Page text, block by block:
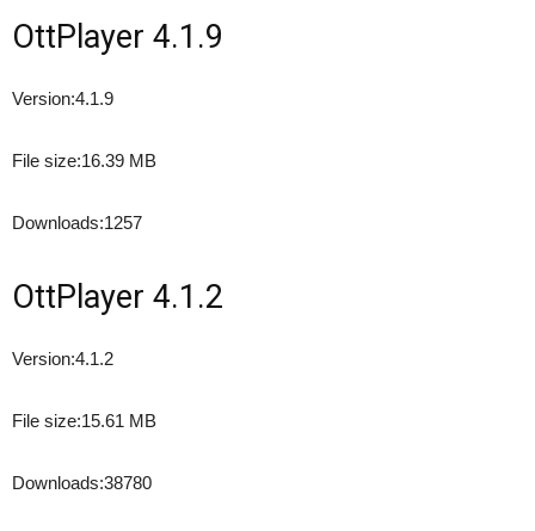
OttPlayer 4.1.9
Version:4.1.9
File size:16.39 MB
Downloads:1257
OttPlayer 4.1.2
Version:4.1.2
File size:15.61 MB
Downloads:38780